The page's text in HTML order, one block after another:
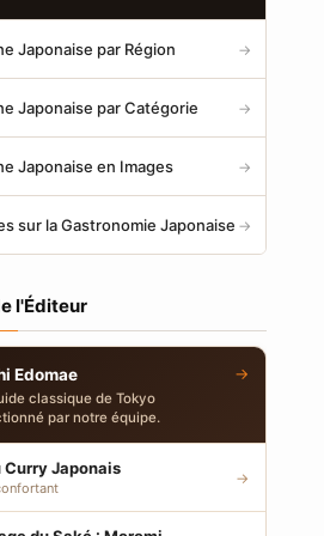
Japonaise par Région →
Japonaise par Catégorie →
Japonaise en Images →
sur la Gastronomie Japonaise →
l'Éditeur
Edomae
classique de Tokyo
par notre équipe.
→
Curry Japonais →